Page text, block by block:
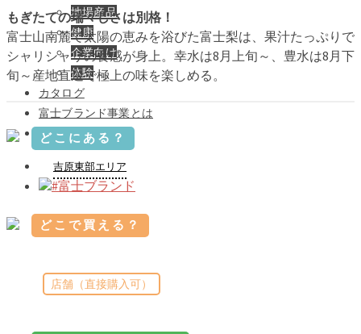
地場産品
健康
企業向け
体験
カタログ
富士ブランド事業とは
お問い合わせ
#富士ブランド
もぎたての瑞々しさは別格！
富士山南麓で太陽の恵みを浴びた富士梨は、果汁たっぷりで
シャリシャリの食感が身上。幸水は8月上旬～、豊水は8月下
旬～産地直送で極上の味を楽しめる。
どこにある？
吉原東部エリア
どこで買える？
店舗（直接購入可）